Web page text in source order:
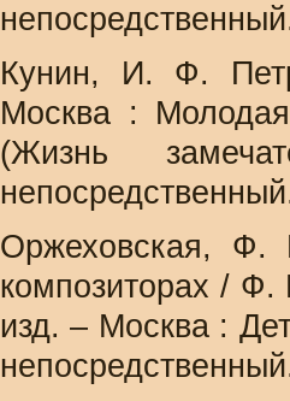
Кунин, И. Ф.
Москва :
(Жизнь
Оржеховская, Ф.
композиторах /
изд. – Москва :